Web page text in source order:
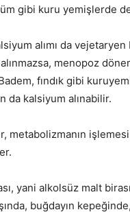
gibi kuru yemişlerde
alımı da
menopoz
fındık gibi
da kalsiyum alınabilir.
metabolizmanın
yani alkolsüz malt
buğdayın